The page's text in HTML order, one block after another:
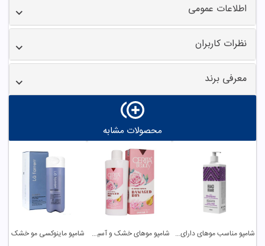
اطلاعات عمومی
نظرات کاربران
معرفی برند
محصولات مشابه
شامپو مناسب موهای دارای ریزش و نازک شده باوباب شامپو موهای خشک و آسیب دیده سریتا